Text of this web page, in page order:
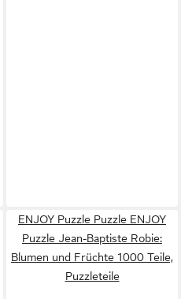
ENJOY Puzzle Puzzle ENJOY
Puzzle Jean-Baptiste Robie:
Blumen und Früchte 1000 Teile,
Puzzleteile